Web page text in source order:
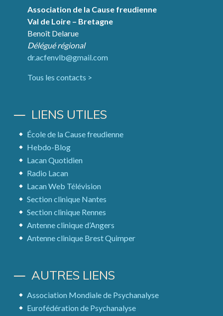
Association de la Cause freudienne
Val de Loire – Bretagne
Benoît Delarue
Délégué régional
dr.acfenvlb@gmail.com
Tous les contacts >
LIENS UTILES
École de la Cause freudienne
Hebdo-Blog
Lacan Quotidien
Radio Lacan
Lacan Web Télévision
Section clinique Nantes
Section clinique Rennes
Antenne clinique d’Angers
Antenne clinique Brest Quimper
AUTRES LIENS
Association Mondiale de Psychanalyse
Eurofédération de Psychanalyse